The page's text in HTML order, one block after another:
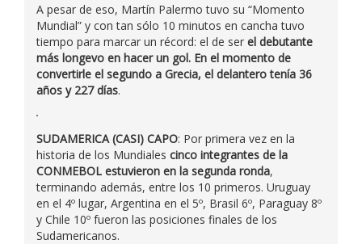
A pesar de eso, Martín Palermo tuvo su “Momento
Mundial” y con tan sólo 10 minutos en cancha tuvo
tiempo para marcar un récord: el de ser el debutante
más longevo en hacer un gol. En el momento de
convertirle el segundo a Grecia, el delantero tenía 36
años y 227 días.
SUDAMERICA (CASI) CAPO: Por primera vez en la
historia de los Mundiales cinco integrantes de la
CONMEBOL estuvieron en la segunda ronda,
terminando además, entre los 10 primeros. Uruguay
en el 4º lugar, Argentina en el 5º, Brasil 6º, Paraguay 8º
y Chile 10º fueron las posiciones finales de los
Sudamericanos.